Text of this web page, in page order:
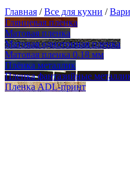
Главная /Все для кухни /
Глянцевая пленка
Матовая пленка
Матовая однотонная пленка
Матовая пленка 0,18 мм
Плёнка металлик
Пленка фантазийные
Пленка ADL-принт